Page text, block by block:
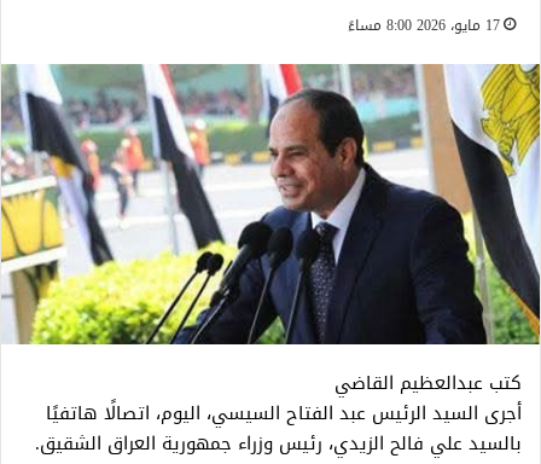
17 مايو، 2026 8:00 مساءً
كتب عبدالعظيم القاضي
أجرى السيد الرئيس عبد الفتاح السيسي، اليوم، اتصالًا هاتفيًا
بالسيد علي فالح الزيدي، رئيس وزراء جمهورية العراق الشقيق.